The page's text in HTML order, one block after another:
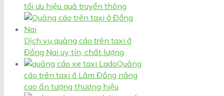
tối ưu hiệu quả truyền thông
Dịch vụ quảng cáo trên taxi ở
Đồng Nai uy tín, chất lượng
Quảng
cáo trên taxi ở Lâm Đồng nâng
cao ấn tượng thương hiệu